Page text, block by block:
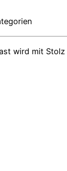
wird mit